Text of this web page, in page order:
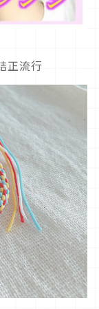
正流行